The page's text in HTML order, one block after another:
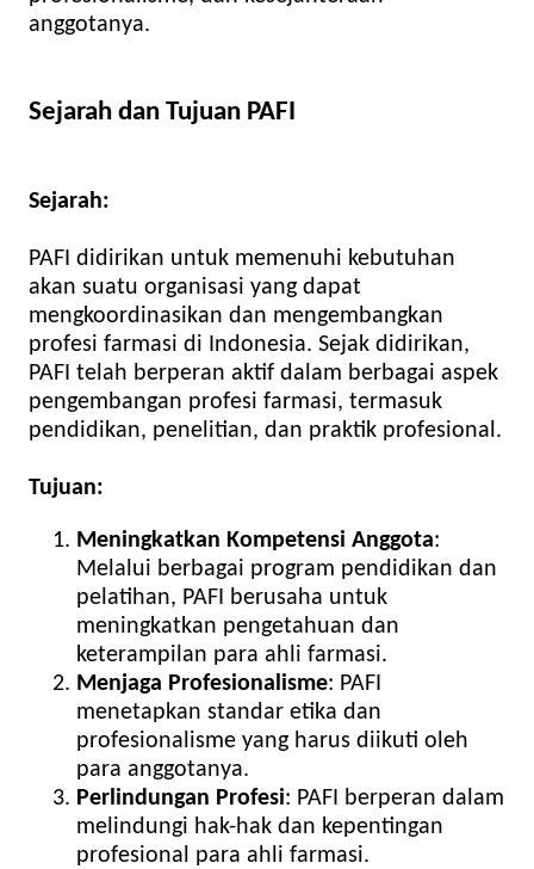
anggotanya.
Sejarah dan Tujuan PAFI
Sejarah:
PAFI didirikan untuk memenuhi kebutuhan
akan suatu organisasi yang dapat
mengkoordinasikan dan mengembangkan
profesi farmasi di Indonesia. Sejak didirikan,
PAFI telah berperan aktif dalam berbagai aspek
pengembangan profesi farmasi, termasuk
pendidikan, penelitian, dan praktik profesional.
Tujuan:
Meningkatkan Kompetensi Anggota:
Melalui berbagai program pendidikan dan
pelatihan, PAFI berusaha untuk
meningkatkan pengetahuan dan
keterampilan para ahli farmasi.
Menjaga Profesionalisme: PAFI
menetapkan standar etika dan
profesionalisme yang harus diikuti oleh
para anggotanya.
Perlindungan Profesi: PAFI berperan dalam
melindungi hak-hak dan kepentingan
profesional para ahli farmasi.